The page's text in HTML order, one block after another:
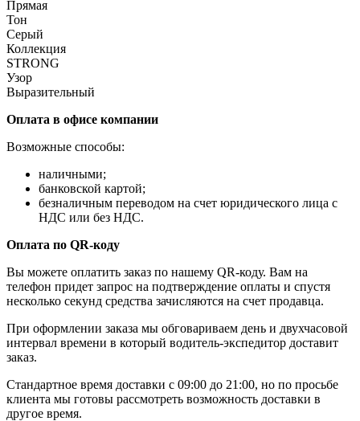
Прямая
Тон
Серый
Коллекция
STRONG
Узор
Выразительный
Оплата в офисе компании
Возможные способы:
наличными;
банковской картой;
безналичным переводом на счет юридического лица с
НДС или без НДС.
Оплата по QR-коду
Вы можете оплатить заказ по нашему QR-коду. Вам на
телефон придет запрос на подтверждение оплаты и спустя
несколько секунд средства зачисляются на счет продавца.
При оформлении заказа мы обговариваем день и двухчасовой
интервал времени в который водитель-экспедитор доставит
заказ.
Стандартное время доставки с 09:00 до 21:00, но по просьбе
клиента мы готовы рассмотреть возможность доставки в
другое время.